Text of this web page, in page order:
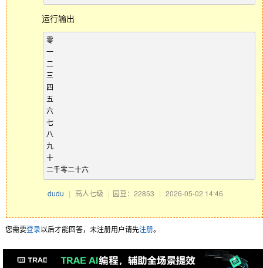
运行输出
零
一
二
三
四
五
六
七
八
九
十
dudu | 高人七级 | 园豆：22853 | 2026-05-02 14:46
您需要登录以后才能回答，未注册用户请先注册。